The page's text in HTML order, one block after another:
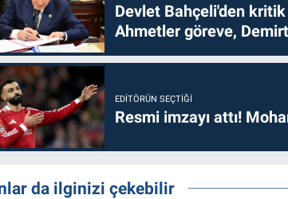
Devlet Bahçeli'den
Ahmetler göreve,
EDITÖRÜN SEÇTIĞI
Resmi imzayı attı!
da ilginizi çekebilir